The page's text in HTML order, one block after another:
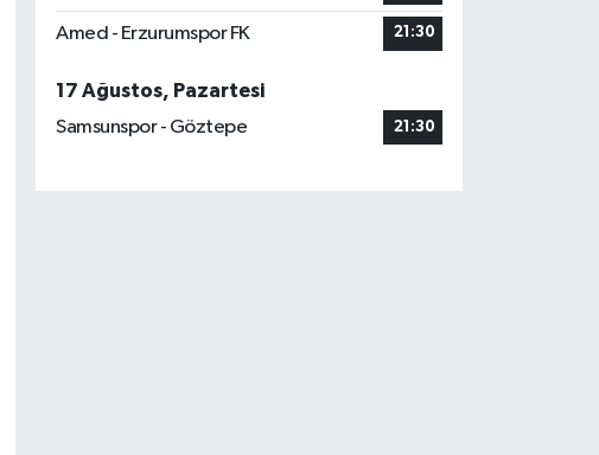
Amed - Erzurumspor FK 21:30
17 Ağustos, Pazartesi
Samsunspor - Göztepe
21:30